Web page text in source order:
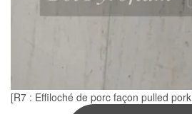
[R7 : Effiloché de porc façon pulled pork